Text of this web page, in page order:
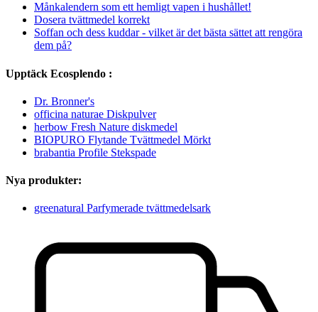
Månkalendern som ett hemligt vapen i hushållet!
Dosera tvättmedel korrekt
Soffan och dess kuddar - vilket är det bästa sättet att rengöra
dem på?
Upptäck Ecosplendo :
Dr. Bronner's
officina naturae Diskpulver
herbow Fresh Nature diskmedel
BIOPURO Flytande Tvättmedel Mörkt
brabantia Profile Stekspade
Nya produkter:
greenatural Parfymerade tvättmedelsark